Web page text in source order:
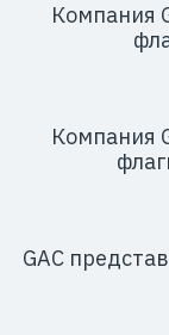
Компания
Компания
GAC